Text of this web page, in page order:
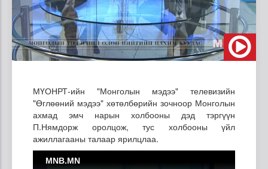
МҮОНРТ-ийн "Монголын мэдээ" телевизийн
"Өглөөний мэдээ" хөтөлбөрийн зочноор Монголын
ахмад эмч нарын холбооны дэд тэргүүн
П.Нямдорж оролцож, тус холбооны үйл
ажиллагааны талаар ярилцлаа.
MNB.MN